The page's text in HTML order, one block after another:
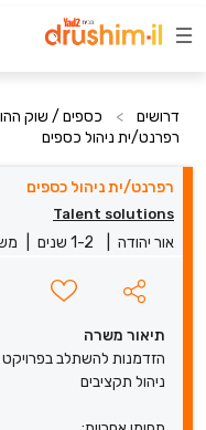
דרושים > כספים / שוק
רפרנט/ית ניהול כספים
רפרנט/ית ניהול כספים
Talent solutions
אור יהודה 1-2 שנים
תיאור משרה
הזדמנות להשתלב
ניהול תקציבים